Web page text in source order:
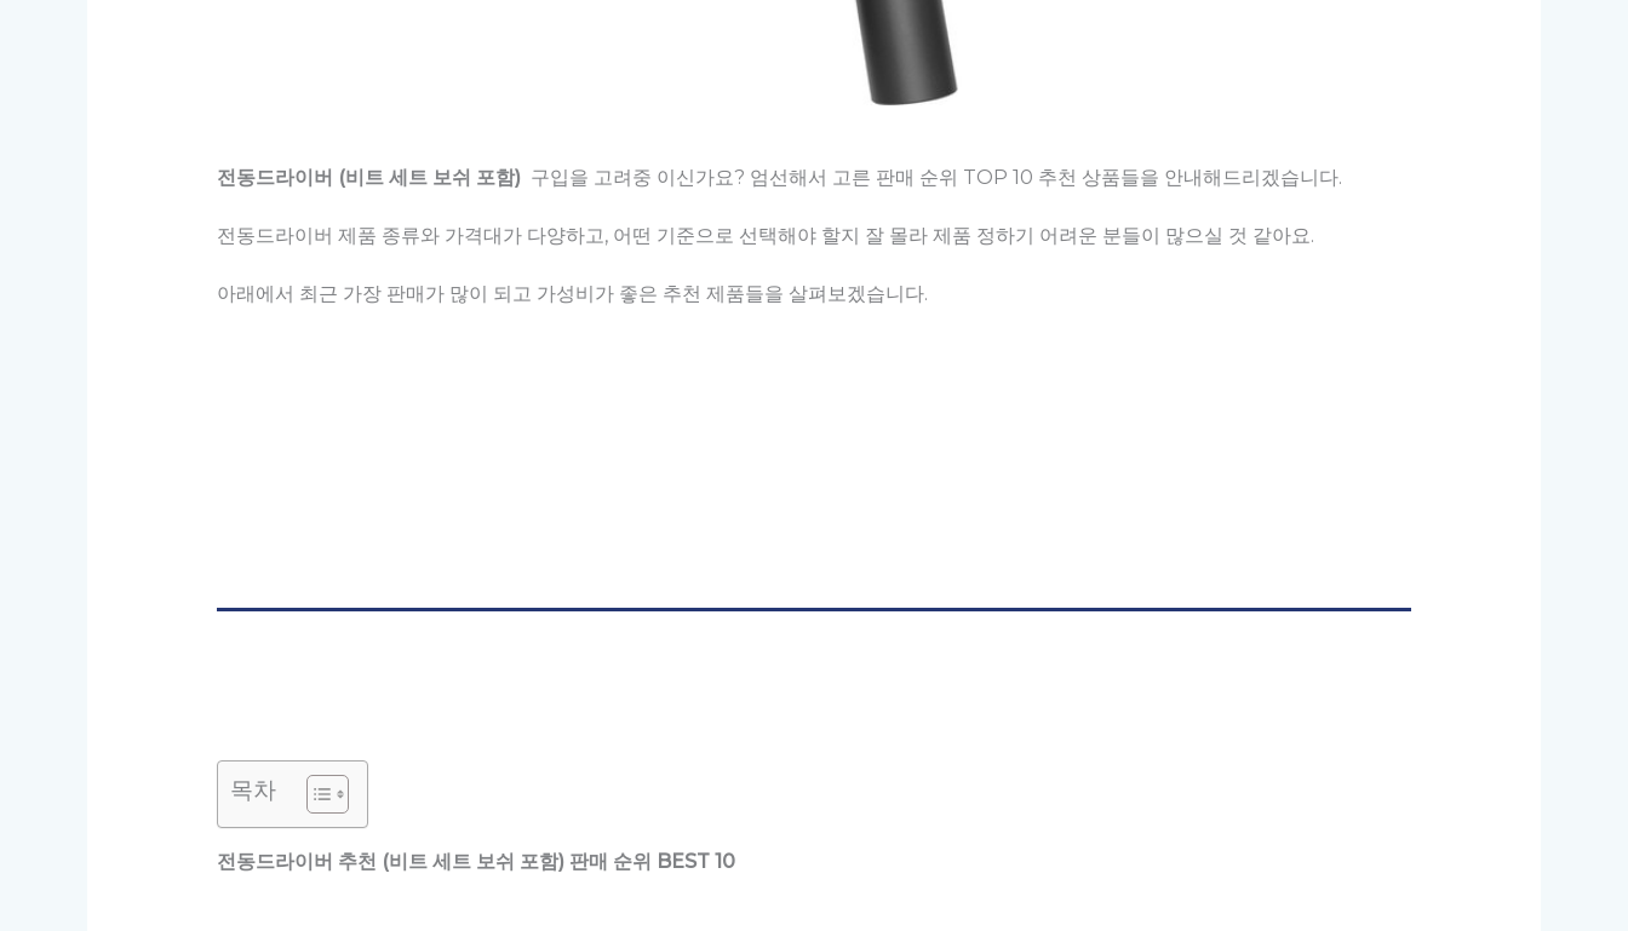
전동드라이버 (비트 세트 보쉬 포함) 구입을 고려중 이신가요? 엄선해서 고른 판매 순위 TOP 10 추천 상품들을 안내해드리겠습니다.
전동드라이버 제품 종류와 가격대가 다양하고, 어떤 기준으로 선택해야 할지 잘 몰라 제품 정하기 어려운 분들이 많으실 것 같아요.
아래에서 최근 가장 판매가 많이 되고 가성비가 좋은 추천 제품들을 살펴보겠습니다.
목차
전동드라이버 추천 (비트 세트 보쉬 포함) 판매 순위 BEST 10